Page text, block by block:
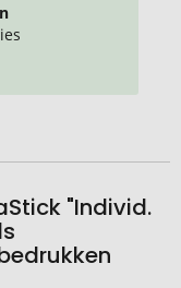
"Individ.